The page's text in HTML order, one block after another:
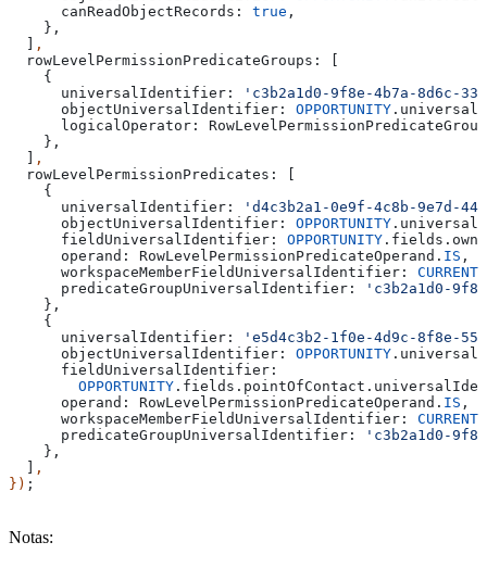
      canReadObjectRecords:
true ,
    },
  ]
,
  rowLevelPermissionPredicateGroups:
[
    {
      universalIdentifier:
'c3b2a1d0-9f8e-4b7a-8d6c-
      objectUniversalIdentifier:
OPPORTUNITY .
      logicalOperator:
    },
  ]
,
  rowLevelPermissionPredicates:
[
    {
      universalIdentifier:
'd4c3b2a1-0e9f-4c8b-9e7d-
      objectUniversalIdentifier:
OPPORTUNITY .
      fieldUniversalIdentifier:
OPPORTUNITY . fields .
      operand:
RowLevelPermissionPredicateOperand . IS ,
      workspaceMemberFieldUniversalIdentifier:
      predicateGroupUniversalIdentifier:
'c3b2a1d0-
    },
    {
      universalIdentifier:
'e5d4c3b2-1f0e-4d9c-8f8e-
      objectUniversalIdentifier:
OPPORTUNITY .
      fieldUniversalIdentifier:
        OPPORTUNITY
. fields . pointOfContact .
      operand:
RowLevelPermissionPredicateOperand . IS ,
      workspaceMemberFieldUniversalIdentifier:
      predicateGroupUniversalIdentifier:
'c3b2a1d0-
    },
  ]
,
}) ;
Notas: